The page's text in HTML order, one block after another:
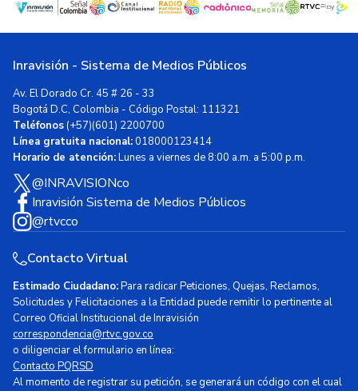
Inravisión - Sistema de Medios Públicos
Av. El Dorado Cr. 45 # 26 - 33
Bogotá D.C, Colombia - Código Postal: 111321
Teléfonos(+57)(601) 2200700
Línea gratuita nacional:018000123414
Horario de atención:Lunes a viernes de 8:00 a.m. a 5:00 p.m.
@INRAVISIONco
Inravisión Sistema de Medios Públicos
@rtvcco
Contacto Virtual
Estimado Ciudadano:Para radicar Peticiones, Quejas, Reclamos,
Solicitudes y Felicitaciones a la Entidad puede remitir lo pertinente al
Correo Oficial Institucional de Inravisión
correspondencia@rtvc.gov.co
o diligenciar el formulario en línea:
Contacto PQRSD
Al momento de registrar su petición, se generará un código con el cual